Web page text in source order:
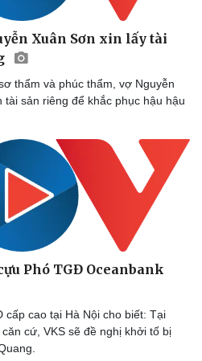
Blog
Tình yêu - Gia đình
Xuân Sơn xin lấy tài
thẩm và phúc thẩm, vợ Nguyễn
sản riêng để khắc phục hậu hậu
Phó TGĐ Oceanbank
cấp cao tại Hà Nội cho biết: Tại
cứ, VKS sẽ đề nghị khởi tố bị